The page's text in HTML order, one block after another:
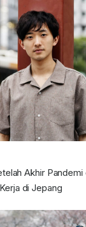
Akhir
di Jepang